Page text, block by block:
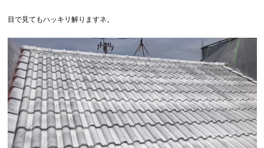
目で見てもハッキリ解りますネ。